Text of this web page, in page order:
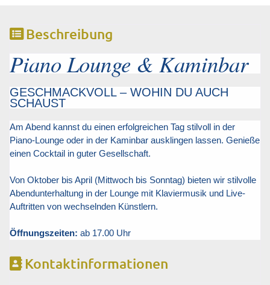
Beschreibung
Piano Lounge & Kaminbar
GESCHMACKVOLL – WOHIN DU AUCH
SCHAUST
Am Abend kannst du einen erfolgreichen Tag stilvoll in der
Piano-Lounge oder in der Kaminbar ausklingen lassen. Genieße
einen Cocktail in guter Gesellschaft.
Von Oktober bis April (Mittwoch bis Sonntag) bieten wir stilvolle
Abendunterhaltung in der Lounge mit Klaviermusik und Live-
Auftritten von wechselnden Künstlern.
Öffnungszeiten: ab 17.00 Uhr
Kontaktinformationen